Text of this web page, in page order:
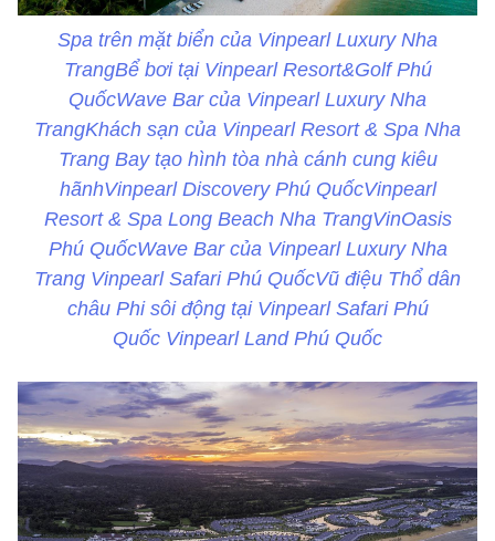
Spa trên mặt biển của Vinpearl Luxury Nha
TrangBể bơi tại Vinpearl Resort&Golf Phú
QuốcWave Bar của Vinpearl Luxury Nha
TrangKhách sạn của Vinpearl Resort & Spa Nha
Trang Bay tạo hình tòa nhà cánh cung kiêu
hãnhVinpearl Discovery Phú QuốcVinpearl
Resort & Spa Long Beach Nha TrangVinOasis
Phú QuốcWave Bar của Vinpearl Luxury Nha
Trang Vinpearl Safari Phú QuốcVũ điệu Thổ dân
châu Phi sôi động tại Vinpearl Safari Phú
Quốc Vinpearl Land Phú Quốc